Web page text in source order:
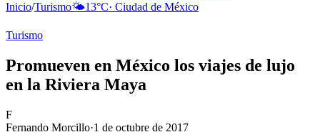
Inicio/Turismo🌤️13°C· Ciudad de México
Turismo
Promueven en México los viajes de lujo
en la Riviera Maya
F
Fernando Morcillo·1 de octubre de 2017